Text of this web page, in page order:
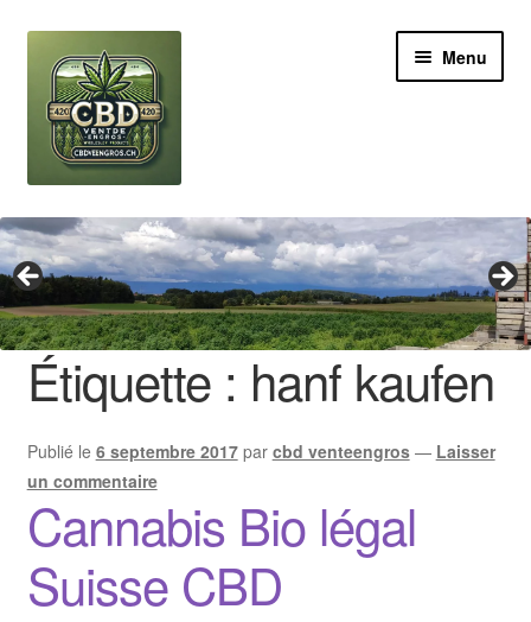
navigation
contenu
Menu
Revendeur
Grossiste Cannabis CBD
Huile de CBD
Boutures de CBD
Contact
Étiquette : hanf kaufen
Publié le 6 septembre 2017 par cbd venteengros — Laisser
un commentaire
Cannabis Bio légal
Suisse CBD